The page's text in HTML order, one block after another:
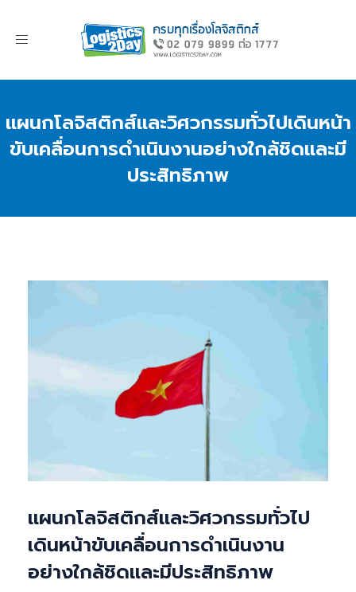
Toggle
แผนกโลจิสติกส์และวิศวกรรมทั่วไปเดินหน้า
ขับเคลื่อนการดำเนินงานอย่างใกล้ชิดและมี
ประสิทธิภาพ
แผนกโลจิสติกส์และวิศวกรรมทั่วไป
เดินหน้าขับเคลื่อนการดำเนินงาน
อย่างใกล้ชิดและมีประสิทธิภาพ